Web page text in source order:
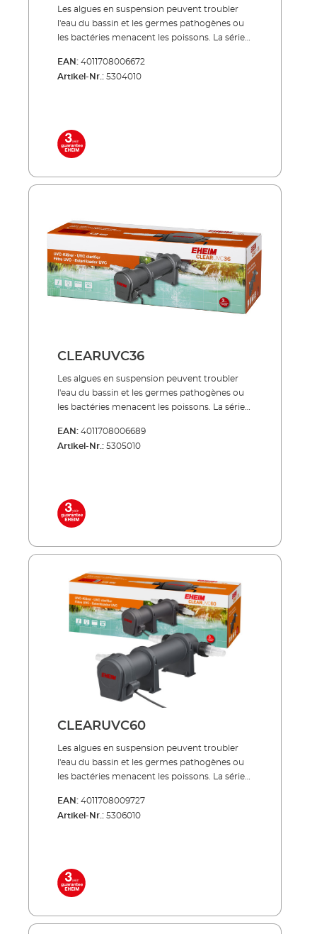
Les algues en suspension peuvent troubler
l'eau du bassin et les germes pathogènes ou
les bactéries menacent les poissons. La série
efficace dans les deux cas : le rayonnement
UV spécial combat spécifiquement ce qui
d’énergie, silencieux, trés robuste ! Lampe
UVC haut de gamme à longue durée de vie
fournie Faible consommation d'énergie
résister aux UV et à toutes les conditions
météorologiques À utiliser seul ou associé aux
kits de filtres de bassins PRESS et LOOP
NOUVEAU : avec 3 raccords de tuyaux : Ø 25 =
1", Ø 32 = 1 1/4", Ø 40 = 1 1/2" Inclus dans la
livraison: Lampe UVC 3 buses de
raccordement Câble réseau 5 m
EAN: 4011708006672
Artikel-Nr.: 5304010
CLEARUVC36
Les algues en suspension peuvent troubler
l'eau du bassin et les germes pathogènes ou
les bactéries menacent les poissons. La série
efficace dans les deux cas : le rayonnement
UV spécial combat spécifiquement ce qui
d’énergie, silencieux, trés robuste ! Lampe
UVC haut de gamme à longue durée de vie
fournie Faible consommation d'énergie
externe en plastique anti-chocs traité pour
résister aux UV et à toutes les conditions
météorologiques À utiliser seul ou associé aux
kits de filtres de bassins PRESS et LOOP
NOUVEAU : avec 3 raccords de tuyaux : Ø 25 =
1", Ø 32 = 1 1/4", Ø 40 = 1 1/2" Inclus dans la
livraison: Lampe UVC 3 buses de
raccordement Câble réseau 5 m
EAN: 4011708006689
Artikel-Nr.: 5305010
CLEARUVC60
Les algues en suspension peuvent troubler
l'eau du bassin et les germes pathogènes ou
les bactéries menacent les poissons. La série
efficace dans les deux cas : le rayonnement
UV spécial combat spécifiquement ce qui
d’énergie, silencieux, trés robuste ! Lampe
UVC haut de gamme à longue durée de vie
fournie Faible consommation d'énergie
EAN: 4011708009727
Artikel-Nr.: 5306010